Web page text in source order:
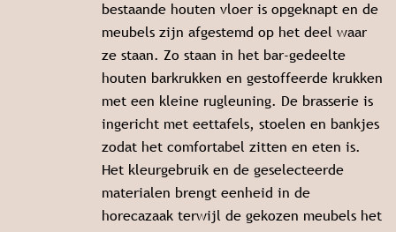
bestaande houten vloer is opgeknapt en de
meubels zijn afgestemd op het deel waar
ze staan. Zo staan in het bar-gedeelte
houten barkrukken en gestoffeerde krukken
met een kleine rugleuning. De brasserie is
ingericht met eettafels, stoelen en bankjes
zodat het comfortabel zitten en eten is.
Het kleurgebruik en de geselecteerde
materialen brengt eenheid in de
horecazaak terwijl de gekozen meubels het